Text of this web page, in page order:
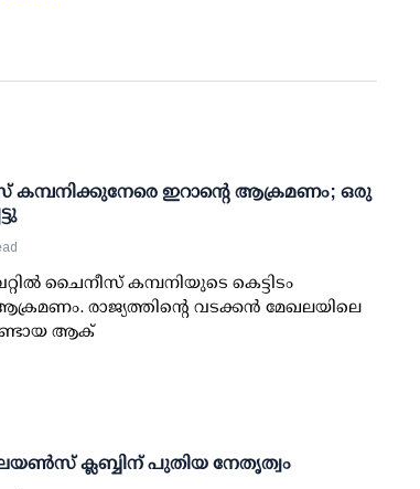
ഇറാന്റെ ആക്രമണം; ഒരു
ചൈനീസ് കമ്പനിയുടെ കെട്ടിടം
രാജ്യത്തിന്റെ വടക്കന്‍ മേഖലയിലെ
ആക്
ക്ലബ്ബിന് പുതിയ നേതൃത്വം